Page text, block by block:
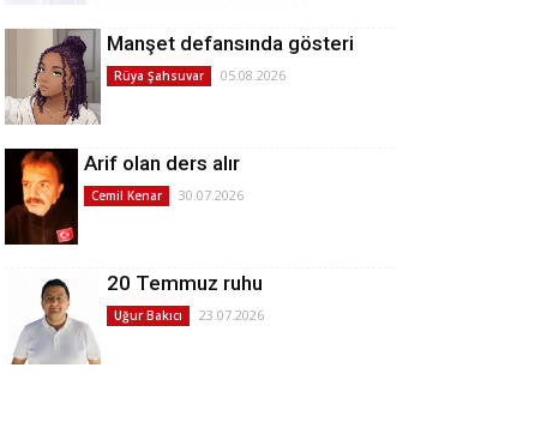
Manşet defansında gösteri
Rüya Şahsuvar 05.08.2026
Arif olan ders alır
Cemil Kenar 30.07.2026
20 Temmuz ruhu
Uğur Bakıcı 23.07.2026